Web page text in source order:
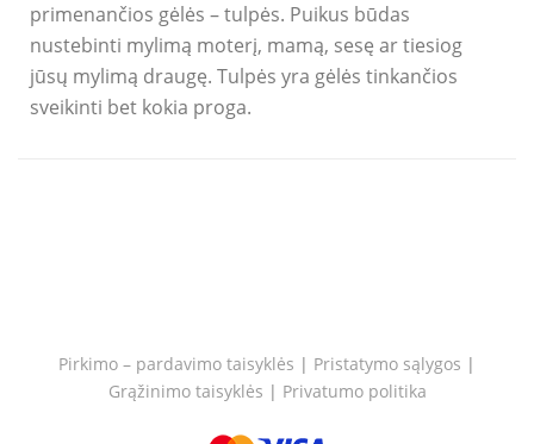
primenančios gėlės – tulpės. Puikus būdas
nustebinti mylimą moterį, mamą, sesę ar tiesiog
jūsų mylimą draugę. Tulpės yra gėlės tinkančios
sveikinti bet kokia proga.
Pirkimo – pardavimo taisyklės | Pristatymo sąlygos |
Grąžinimo taisyklės | Privatumo politika